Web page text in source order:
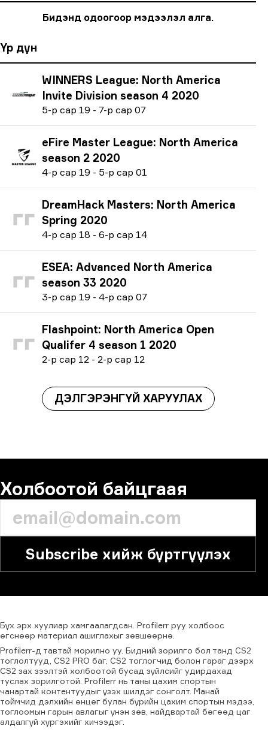
Бидэнд одоогоор мэдээлэл алга.
Үр дүн
WINNERS League: North America
Invite Division season 4 2020
5-р сар 19 - 7-р сар 07
eFire Master League: North America
season 2 2020
4-р сар 19 - 5-р сар 01
DreamHack Masters: North America
Spring 2020
4-р сар 18 - 6-р сар 14
ESEA: Advanced North America
season 33 2020
3-р сар 19 - 4-р сар 07
Flashpoint: North America Open
Qualifer 4 season 1 2020
2-р сар 12 - 2-р сар 12
ДЭЛГЭРЭНГҮЙ ХАРУУЛАХ
Холбоотой байцгаая
Subscribe хийж бүртгүүлэх
Бүх эрх хуулиар хамгаалагдсан. Profilerr руу холбоос
өгснөөр материал ашиглахыг зөвшөөрнө.
Profilerr-д тавтай морилно уу. Бидний зорилго бол танд CS2
тоглолтууд, CS2 PRO баг, CS2 тоглогчид болон гараг дээрх
CS2 зах зээлтэй холбоотой бусад зүйлсийг удирдахад
туслах зорилготой. Profilerr нь таны цахим спортын
чанартай контентуудыг үзэх шилдэг сонголт. Манай
тоймчид дэлхийн өнцөг булан бүрийн цахим спортын мэдээ,
тоглоомын гарын авлагыг үнэн зөв, найдвартай бөгөөд цаг
алдалгүй хүргэхийг хичээдэг.